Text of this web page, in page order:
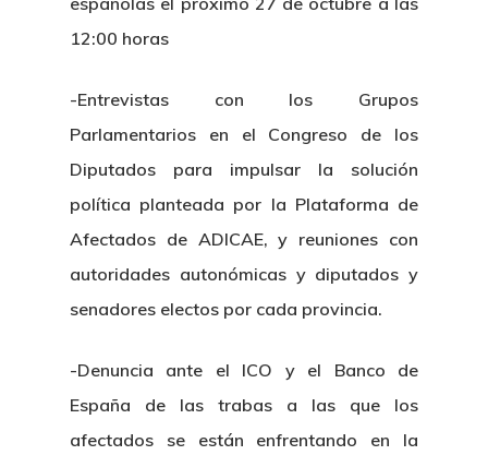
12:00 horas
-Entrevistas con los Grupos
Parlamentarios en el Congreso de los
Diputados para impulsar la solución
política planteada por la Plataforma de
Afectados de ADICAE, y reuniones con
autoridades autonómicas y diputados y
senadores electos por cada provincia.
-Denuncia ante el ICO y el Banco de
España de las trabas a las que los
afectados se están enfrentando en la